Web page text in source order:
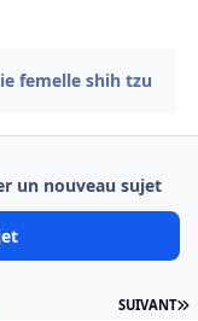
femelle shih tzu
un nouveau sujet
SUIVANT